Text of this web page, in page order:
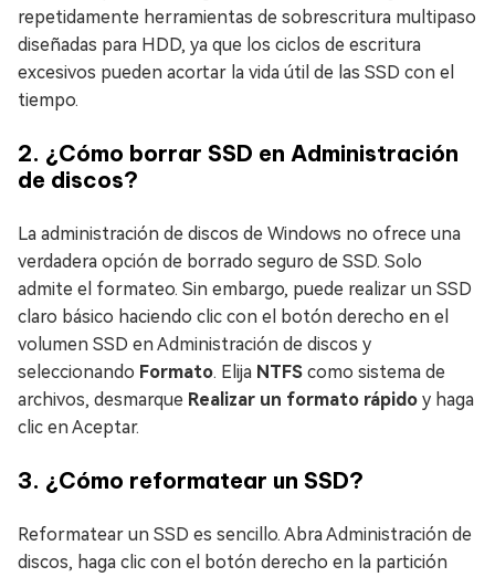
repetidamente herramientas de sobrescritura multipaso
diseñadas para HDD, ya que los ciclos de escritura
excesivos pueden acortar la vida útil de las SSD con el
tiempo.
2. ¿Cómo borrar SSD en Administración
de discos?
La administración de discos de Windows no ofrece una
verdadera opción de borrado seguro de SSD. Solo
admite el formateo. Sin embargo, puede realizar un SSD
claro básico haciendo clic con el botón derecho en el
volumen SSD en Administración de discos y
seleccionando Formato. Elija NTFS como sistema de
archivos, desmarque Realizar un formato rápido y haga
clic en Aceptar.
3. ¿Cómo reformatear un SSD?
Reformatear un SSD es sencillo. Abra Administración de
discos, haga clic con el botón derecho en la partición